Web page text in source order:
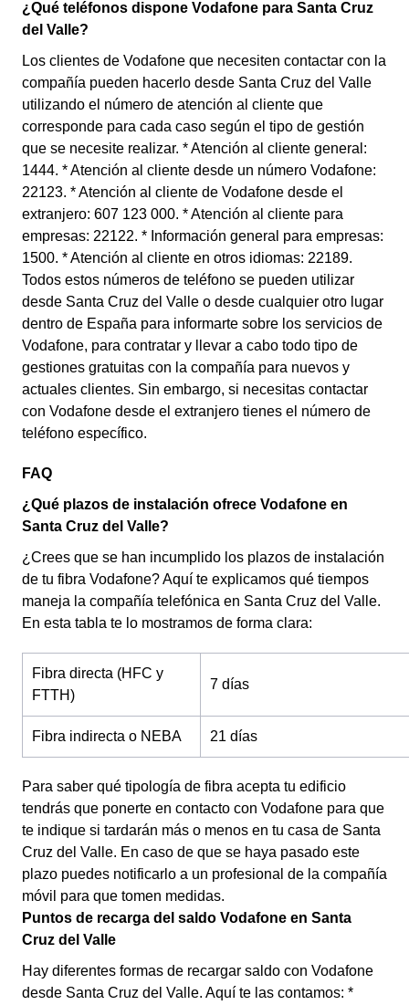
¿Qué teléfonos dispone Vodafone para Santa Cruz
del Valle?
Los clientes de Vodafone que necesiten contactar con la
compañía pueden hacerlo desde Santa Cruz del Valle
utilizando el número de atención al cliente que
corresponde para cada caso según el tipo de gestión
que se necesite realizar. * Atención al cliente general:
1444. * Atención al cliente desde un número Vodafone:
22123. * Atención al cliente de Vodafone desde el
extranjero: 607 123 000. * Atención al cliente para
empresas: 22122. * Información general para empresas:
1500. * Atención al cliente en otros idiomas: 22189.
Todos estos números de teléfono se pueden utilizar
desde Santa Cruz del Valle o desde cualquier otro lugar
dentro de España para informarte sobre los servicios de
Vodafone, para contratar y llevar a cabo todo tipo de
gestiones gratuitas con la compañía para nuevos y
actuales clientes. Sin embargo, si necesitas contactar
con Vodafone desde el extranjero tienes el número de
teléfono específico.
FAQ
¿Qué plazos de instalación ofrece Vodafone en
Santa Cruz del Valle?
¿Crees que se han incumplido los plazos de instalación
de tu fibra Vodafone? Aquí te explicamos qué tiempos
maneja la compañía telefónica en Santa Cruz del Valle.
En esta tabla te lo mostramos de forma clara:
Fibra directa (HFC y
FTTH)
7 días
Fibra indirecta o NEBA 21 días
Para saber qué tipología de fibra acepta tu edificio
tendrás que ponerte en contacto con Vodafone para que
te indique si tardarán más o menos en tu casa de Santa
Cruz del Valle. En caso de que se haya pasado este
plazo puedes notificarlo a un profesional de la compañía
móvil para que tomen medidas.
Puntos de recarga del saldo Vodafone en Santa
Cruz del Valle
Hay diferentes formas de recargar saldo con Vodafone
desde Santa Cruz del Valle. Aquí te las contamos: *